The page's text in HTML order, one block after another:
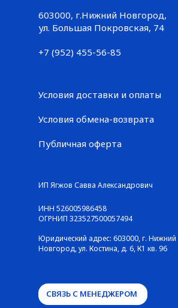
Большая Покровская, 74
+7 (952) 455-56-85
603000, г.Нижний Новгород,
ул. Большая Покровская, 74
+7 (952) 455-56-85
Условия доставки и оплаты
Условия обмена-возврата
Публичная оферта
СВЯЗЬ С МЕНЕДЖЕРОМ
ИП Ягжов Савва Александрович
ИНН 526005986458
ОГРНИП 323527500057494
Юридический адрес: 603000, г. Нижний
Новгород, ул. Костина, д. 6, К1 кв. 96